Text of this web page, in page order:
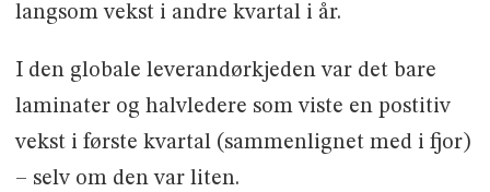
langsom vekst i andre kvartal i år.
I den globale leverandørkjeden var det bare
laminater og halvledere som viste en postitiv
vekst i første kvartal (sammenlignet med i fjor)
– selv om den var liten.